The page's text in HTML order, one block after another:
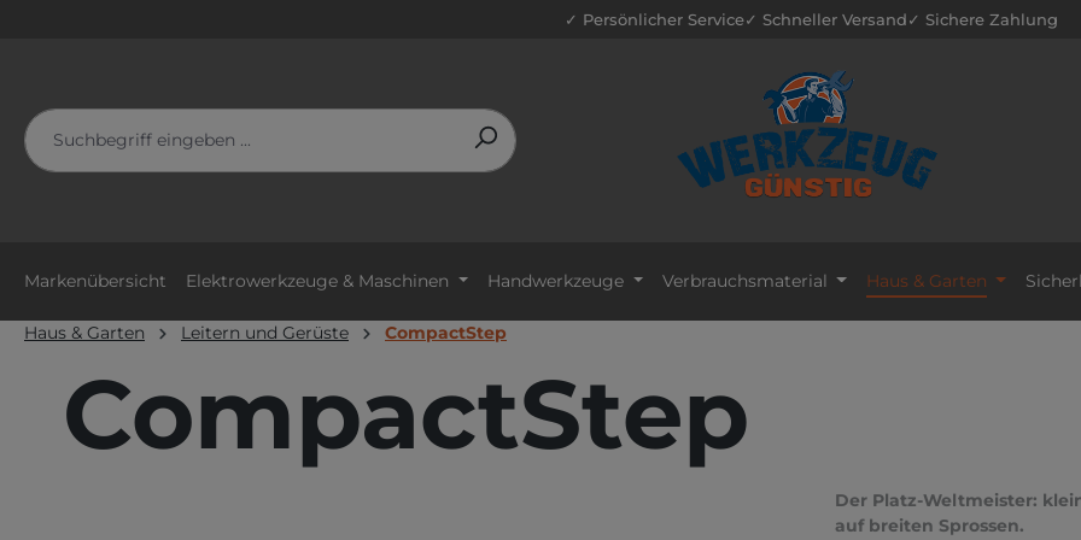
✓ Persönlicher Service✓ Schneller Versand✓ Sichere Zahlung
Markenübersicht Elektrowerkzeuge & Maschinen Handwerkzeuge Verbrauchsmaterial Haus & Garten
Haus & Garten Leitern und Gerüste CompactStep
CompactStep
Der Platz-Weltmeister:
auf breiten Sprossen.